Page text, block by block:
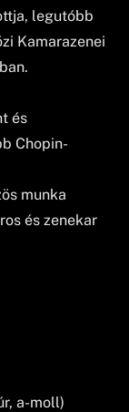
legutóbb
Kamarazenei
és
Chopin-
munka
és zenekar
a-moll)